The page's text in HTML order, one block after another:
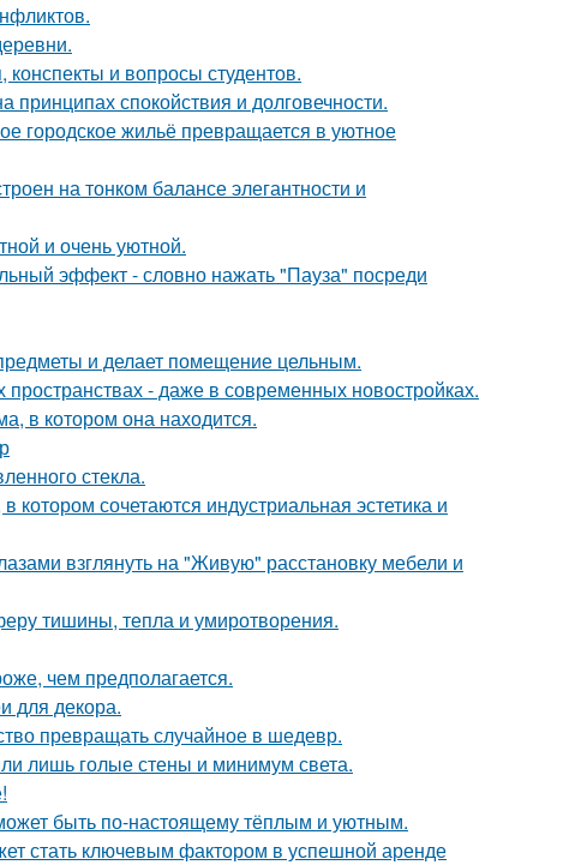
и вопросы студентов.
спокойствия и долговечности.
городское жильё превращается в уютное
на тонком балансе элегантности и
и очень уютной.
эффект - словно нажать "Пауза" посреди
и делает помещение цельным.
- даже в современных новостройках.
в котором она находится.
стекла.
сочетаются индустриальная эстетика и
взглянуть на "Живую" расстановку мебели и
тишины, тепла и умиротворения.
чем предполагается.
для декора.
превращать случайное в шедевр.
лишь голые стены и минимум света.
быть по-настоящему тёплым и уютным.
стать ключевым фактором в успешной аренде